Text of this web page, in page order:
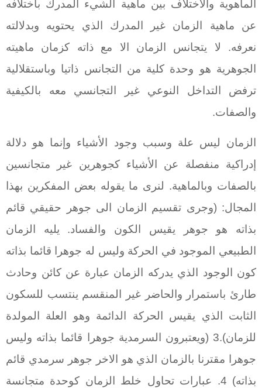
الماهوية والاختلاف بين ماهية الشيء المدرك باختلافه
عن ماهية الزمان غير المدرك الذي يحتويه وبدلالته
نعرفه. لا يتجانس الزمان الا مع ذاته كزمان ماهيته
الجوهرية هو وحدة كلية من التجانس ذاتيا وباستقلالية
ترفض التداخل النوعي غير التجانسي معه بالكيفية
والصفات.
الزمان ليس علة وسبب وجود الأشياء وإنما هو دلالة
إدراكية منفصلة عن الأشياء كجوهرين غير متجانسين
بالصفات وبالماهية. لنرى ما يقوله بعض المفكرين بهذا
المجال: (وجرى تقسيم الزمان الى جوهر حقيقي قائم
بذاته هو جوهر يقيس الكون والفساد. يليه الزمان
الطبيعي الموجود في الحركة وليس له جوهرا قائما بذاته
كون الوجود الذي يدركه الزمان عبارة عن كائن وحادث
طارئ باستمرار والحاضر غير المنقسم ينتسب للسكون
الثابت الذي يقيس الحركة الدائمة وهو العلة المولدة
للزمان).3 (ويعتبرون السرمدية جوهرا قائما بذاته وليس
جوهرا مقترنا بالزمان الذي هو الاخر جوهر سرمدي قائم
بذاته) 4. عبارات تحاول خلط الزمان كوحدة متجانسة